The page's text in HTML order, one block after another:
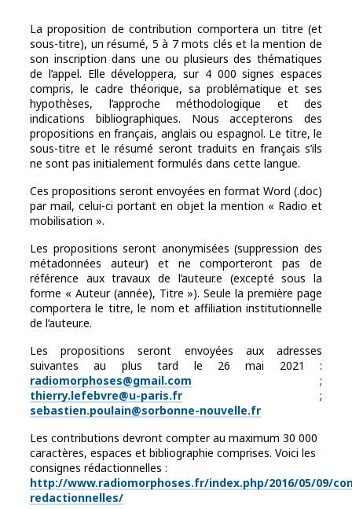
La proposition de contribution comportera un titre (et
sous-titre), un résumé, 5 à 7 mots clés et la mention de
son inscription dans une ou plusieurs des thématiques
de l’appel. Elle développera, sur 4 000 signes espaces
compris, le cadre théorique, sa problématique et ses
hypothèses, l’approche méthodologique et des
indications bibliographiques. Nous accepterons des
propositions en français, anglais ou espagnol. Le titre, le
sous-titre et le résumé seront traduits en français s’ils
ne sont pas initialement formulés dans cette langue.
Ces propositions seront envoyées en format Word (.doc)
par mail, celui-ci portant en objet la mention « Radio et
mobilisation ».
Les propositions seront anonymisées (suppression des
métadonnées auteur) et ne comporteront pas de
référence aux travaux de l’auteur.e (excepté sous la
forme « Auteur (année), Titre »). Seule la première page
comportera le titre, le nom et affiliation institutionnelle
de l’auteur.e.
Les propositions seront envoyées aux adresses
suivantes au plus tard le 26 mai 2021 :
radiomorphoses@gmail.com ;
thierry.lefebvre@u-paris.fr ;
sebastien.poulain@sorbonne-nouvelle.fr
Les contributions devront compter au maximum 30 000
caractères, espaces et bibliographie comprises. Voici les
consignes rédactionnelles :
http://www.radiomorphoses.fr/index.php/2016/05/09/
redactionnelles/